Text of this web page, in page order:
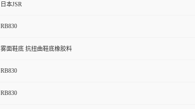
日本JSR
RB830
雾面鞋底 抗扭曲鞋底橡胶料
RB830
RB830